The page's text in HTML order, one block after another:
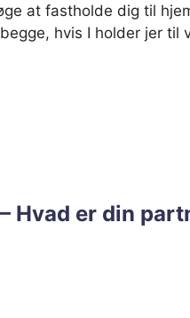
at fastholde dig til
hvis I holder jer til
Hvad er din